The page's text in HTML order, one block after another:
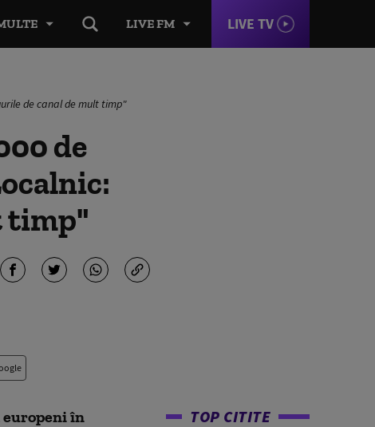
LIVE FM LIVE TV
de canal de mult timp"
de
timp"
europeni în
TOP CITITE